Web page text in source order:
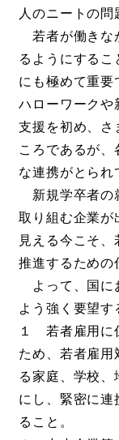
人のニートの問
若者が働きな
るようにする
にも極めて重
ハローワークや
支援を初め、さ
ころであるが
な連携がとられ
新規学卒者の
取り組む企業
見える今こそ
推進するための
よって、国に
よう強く要望す
１ 若者雇用に
ため、若者雇用
る家庭、学校
にし、緊密に
ること。